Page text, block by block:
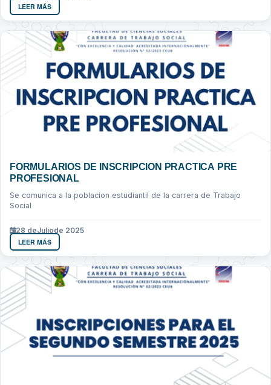
LEER MÁS
FORMULARIOS DE INSCRIPCION PRACTICA PRE
PROFESIONAL
Se comunica a la poblacion estudiantil de la carrera de Trabajo
Social
28 deJuliode 2025
LEER MÁS